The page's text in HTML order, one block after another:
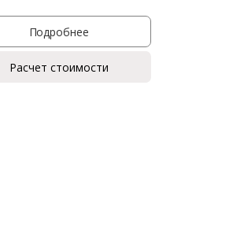
Подробнее
Расчет стоимости